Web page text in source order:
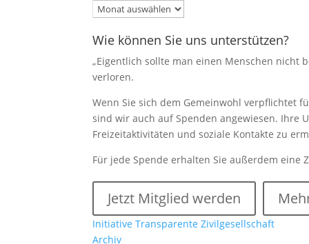
Archiv
Wie können Sie uns unterstützen?
„Eigentlich sollte man einen Menschen nicht
verloren.
Wenn Sie sich dem Gemeinwohl verpflichtet
sind wir auch auf Spenden angewiesen. Ihre
Freizeitaktivitäten und soziale Kontakte zu
Für jede Spende erhalten Sie außerdem eine
Jetzt Mitglied werden
Initiative Transparente Zivilgesellschaft
Archiv